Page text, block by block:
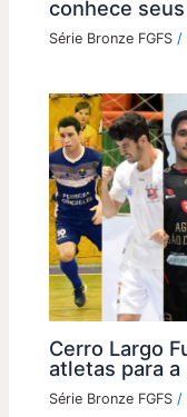
conhece
Série Bronze FGFS /
Cerro Largo
atletas para
Série Bronze FGFS /